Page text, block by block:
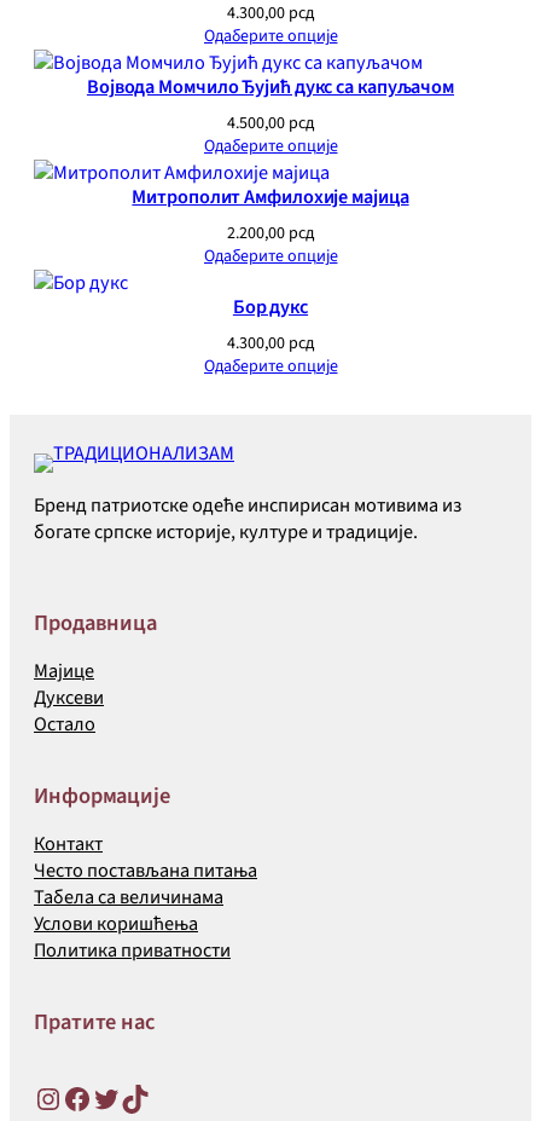
4.300,00 рсд
Одаберите опције
Војвода Момчило Ђујић дукс са капуљачом
4.500,00 рсд
Одаберите опције
Митрополит Амфилохије мајица
2.200,00 рсд
Одаберите опције
Бoр дукс
4.300,00 рсд
Одаберите опције
Бренд патриотске одеће инспирисан мотивима из
богате српске историје, културе и традиције.
Продавница
Мајице
Дуксеви
Остало
Информације
Контакт
Често постављана питања
Табела са величинама
Услови коришћења
Политика приватности
Пратите нас
Instagram Facebook Twitter TikTok